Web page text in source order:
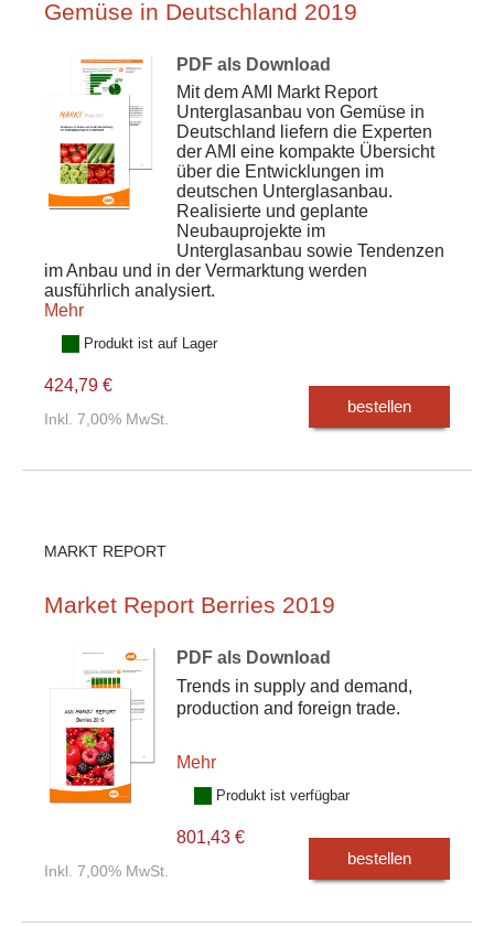
Gemüse in Deutschland 2019
PDF als Download
Mit dem AMI Markt Report
Unterglasanbau von Gemüse in
Deutschland liefern die Experten
der AMI eine kompakte Übersicht
über die Entwicklungen im
deutschen Unterglasanbau.
Realisierte und geplante
Neubauprojekte im
Unterglasanbau sowie Tendenzen
im Anbau und in der Vermarktung werden
ausführlich analysiert.
Mehr
Produkt ist auf Lager
424,79 €
Inkl. 7,00% MwSt.
bestellen
MARKT REPORT
Market Report Berries 2019
PDF als Download
Trends in supply and demand,
production and foreign trade.
Mehr
Produkt ist verfügbar
801,43 €
Inkl. 7,00% MwSt.
bestellen